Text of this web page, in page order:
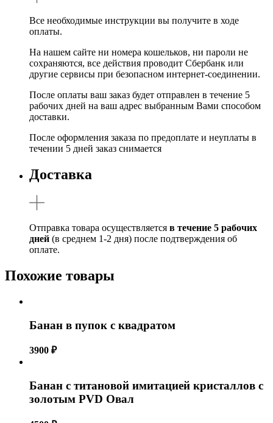
Все необходимые инструкции вы получите в ходе
оплаты.
На нашем сайте ни номера кошельков, ни пароли не
сохраняются, все действия проводит Сбербанк или
другие сервисы при безопасном интернет-соединении.
После оплаты ваш заказ будет отправлен в течение 5
рабочих дней на ваш адрес выбранным Вами способом
доставки.
После оформления заказа по предоплате и неуплаты в
течении 5 дней заказ снимается
Доставка
Отправка товара осуществляется в течение 5 рабочих
дней (в среднем 1-2 дня) после подтверждения об
оплате.
Похожие товары
Банан в пупок с квадратом
3900 ₽
Банан с титановой имитацией кристаллов c
золотым PVD Овал